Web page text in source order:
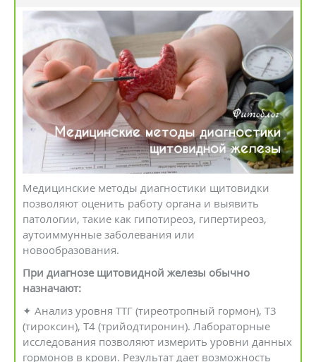
Медицинские методы диагностики щитовидки
позволяют оценить работу органа и выявить
патологии, такие как гипотиреоз, гипертиреоз,
аутоиммунные заболевания или
новообразования.
При диагнозе щитовидной железы обычно
назначают:
✦ Анализ уровня ТТГ (тиреотропный гормон), Т3
(тироксин), Т4 (трийодтиронин). Лабораторные
исследования позволяют измерить уровни данных
гормонов в крови. Результат дает возможность